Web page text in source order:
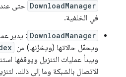
DownloadManager حتى
في الخلفية.
DownloadManager : يدير
ويحمّل حالاتها (ويخزّنها) من
ويبدأ عمليات التنزيل ويوقفها
الاتصال بالشبكة وما إلى ذلك.